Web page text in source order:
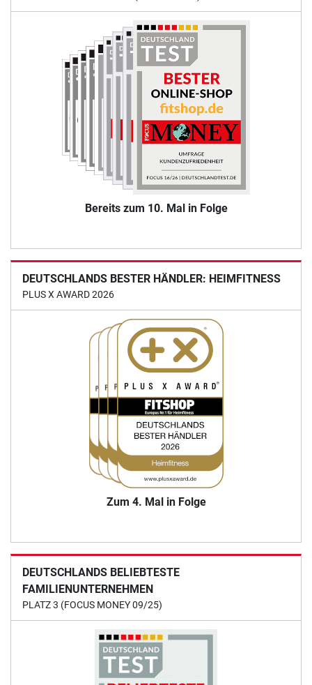
Bereits zum 10. Mal in Folge
DEUTSCHLANDS BESTER HÄNDLER: HEIMFITNESS
PLUS X AWARD 2026
Zum 4. Mal in Folge
DEUTSCHLANDS BELIEBTESTE
FAMILIENUNTERNEHMEN
PLATZ 3 (FOCUS MONEY 09/25)